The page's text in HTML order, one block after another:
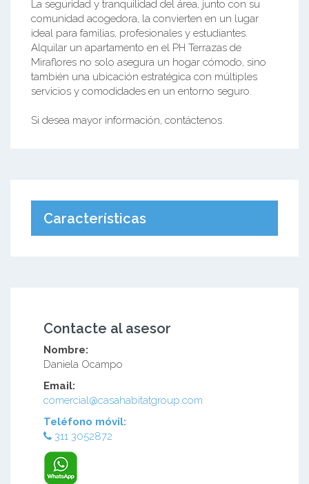
La seguridad y tranquilidad del área, junto con su
comunidad acogedora, la convierten en un lugar
ideal para familias, profesionales y estudiantes.
Alquilar un apartamento en el PH Terrazas de
Miraflores no solo asegura un hogar cómodo, sino
también una ubicación estratégica con múltiples
servicios y comodidades en un entorno seguro.
Si desea mayor información, contáctenos.
Características
Contacte al asesor
Nombre:
Daniela Ocampo
Email:
comercial@casahabitatgroup.com
Teléfono móvil:
311 3052872